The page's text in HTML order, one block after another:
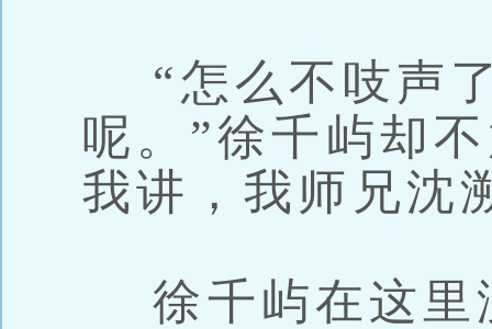
“怎么不吱声
呢。”徐千屿却
我讲，我师兄沈
徐千屿在这里